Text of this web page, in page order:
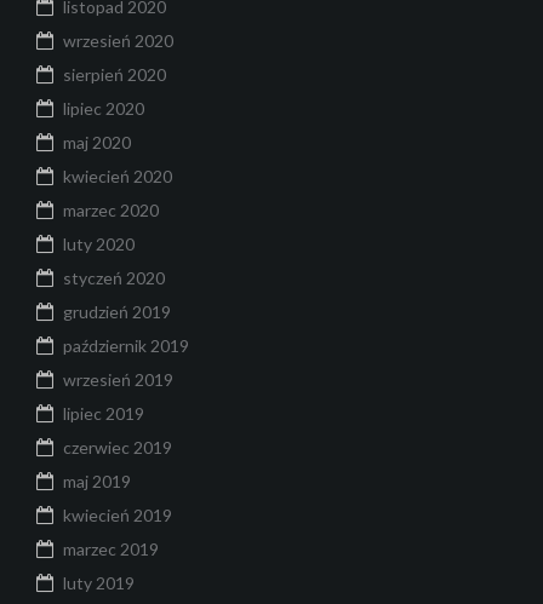
listopad 2020
wrzesień 2020
sierpień 2020
lipiec 2020
maj 2020
kwiecień 2020
marzec 2020
luty 2020
styczeń 2020
grudzień 2019
październik 2019
wrzesień 2019
lipiec 2019
czerwiec 2019
maj 2019
kwiecień 2019
marzec 2019
luty 2019